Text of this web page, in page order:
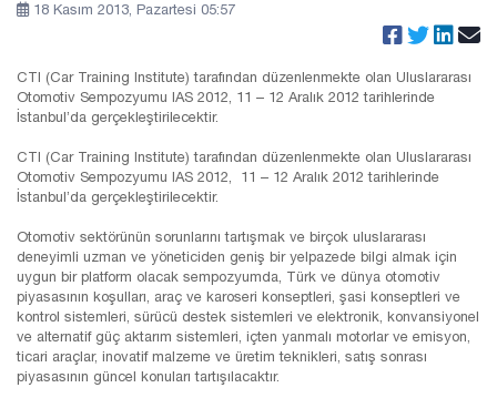
18 Kasım 2013, Pazartesi 05:57
CTI (Car Training Institute) tarafından düzenlenmekte olan Uluslararası
Otomotiv Sempozyumu IAS 2012, 11 – 12 Aralık 2012 tarihlerinde
İstanbul’da gerçekleştirilecektir.
CTI (Car Training Institute) tarafından düzenlenmekte olan Uluslararası
Otomotiv Sempozyumu IAS 2012, 11 – 12 Aralık 2012 tarihlerinde
İstanbul’da gerçekleştirilecektir.
Otomotiv sektörünün sorunlarını tartışmak ve birçok uluslararası
deneyimli uzman ve yöneticiden geniş bir yelpazede bilgi almak için
uygun bir platform olacak sempozyumda, Türk ve dünya otomotiv
piyasasının koşulları, araç ve karoseri konseptleri, şasi konseptleri ve
kontrol sistemleri, sürücü destek sistemleri ve elektronik, konvansiyonel
ve alternatif güç aktarım sistemleri, içten yanmalı motorlar ve emisyon,
ticari araçlar, inovatif malzeme ve üretim teknikleri, satış sonrası
piyasasının güncel konuları tartışılacaktır.